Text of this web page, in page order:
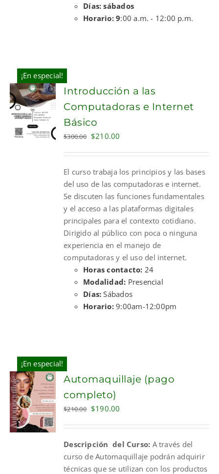
Días: sábados
Horario: 9:00 a.m. - 12:00 p.m.
¡En especial!
ADD TO
Introducción a las
Computadoras e Internet
Básico
$300.00 Original
$300.00.
$210.00
$210.00.
El curso trabaja los principios y las bases
del uso de las computadoras e internet.
Se discuten las funciones fundamentales
y el acceso a las plataformas digitales
principales para el contexto cotidiano.
Dirigido al público con poca o ninguna
experiencia en el manejo de
computadoras y el uso del internet.
Horas contacto: 24
Modalidad: Presencial
Días: Sábados
Horario:9:00am-12:00pm
¡En especial!
CART
Automaquillaje (pago
completo)
$210.00 Original
$210.00.
$190.00
$190.00.
Descripción del Curso: A través del
curso de Automaquillaje podrán adquirir
técnicas que se utilizan con los productos